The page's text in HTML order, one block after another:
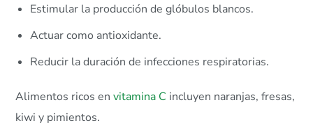
Estimular la producción de glóbulos blancos.
Actuar como antioxidante.
Reducir la duración de infecciones respiratorias.
Alimentos ricos envitamina C incluyen naranjas, fresas,
kiwi y pimientos.